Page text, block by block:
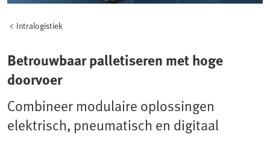
Intralogistiek
Betrouwbaar palletiseren met hoge
doorvoer
Combineer modulaire oplossingen
elektrisch, pneumatisch en digitaal